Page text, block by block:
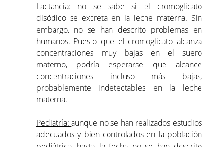
Lactancia: no se sabe si el cromoglicato
disódico se excreta en la leche materna. Sin
embargo, no se han descrito problemas en
humanos. Puesto que el cromoglicato alcanza
concentraciones muy bajas en el suero
materno, podría esperarse que alcance
concentraciones incluso más bajas,
probablemente indetectables en la leche
materna.
Pediatría:aunque no se han realizados estudios
adecuados y bien controlados en la población